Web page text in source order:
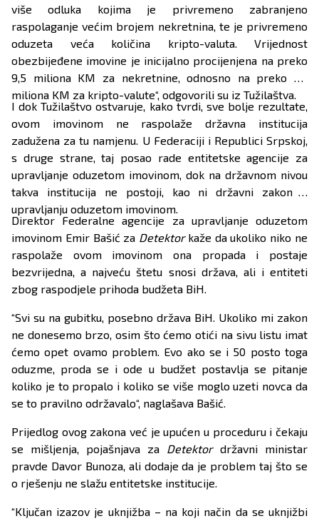
više odluka kojima je privremeno zabranjeno
raspolaganje većim brojem nekretnina, te je privremeno
oduzeta veća količina kripto-valuta. Vrijednost
obezbijeđene imovine je inicijalno procijenjena na preko
9,5 miliona KM za nekretnine, odnosno na preko 5,7
miliona KM za kripto-valute“, odgovorili su iz Tužilaštva.
I dok Tužilaštvo ostvaruje, kako tvrdi, sve bolje rezultate,
ovom imovinom ne raspolaže državna institucija
zadužena za tu namjenu. U Federaciji i Republici Srpskoj,
s druge strane, taj posao rade entitetske agencije za
upravljanje oduzetom imovinom, dok na državnom nivou
takva institucija ne postoji, kao ni državni zakon o
upravljanju oduzetom imovinom.
Direktor Federalne agencije za upravljanje oduzetom
imovinom Emir Bašić za Detektorkaže da ukoliko niko ne
raspolaže ovom imovinom ona propada i postaje
bezvrijedna, a najveću štetu snosi država, ali i entiteti
zbog raspodjele prihoda budžeta BiH.
“Svi su na gubitku, posebno država BiH. Ukoliko mi zakon
ne donesemo brzo, osim što ćemo otići na sivu listu imat
ćemo opet ovamo problem. Evo ako se i 50 posto toga
oduzme, proda se i ode u budžet postavlja se pitanje
koliko je to propalo i koliko se više moglo uzeti novca da
se to pravilno održavalo“, naglašava Bašić.
Prijedlog ovog zakona već je upućen u proceduru i čekaju
se mišljenja, pojašnjava za Detektordržavni ministar
pravde Davor Bunoza, ali dodaje da je problem taj što se
o rješenju ne slažu entitetske institucije.
“Ključan izazov je uknjižba – na koji način da se uknjižbi